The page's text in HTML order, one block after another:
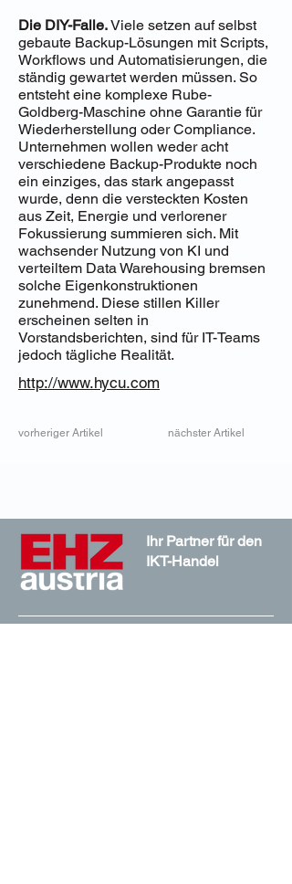
Die DIY-Falle.Viele setzen auf selbst
gebaute Backup-Lösungen mit Scripts,
Workflows und Automatisierungen, die
ständig gewartet werden müssen. So
entsteht eine komplexe Rube-
Goldberg-Maschine ohne Garantie für
Wiederherstellung oder Compliance.
Unternehmen wollen weder acht
verschiedene Backup-Produkte noch
ein einziges, das stark angepasst
wurde, denn die versteckten Kosten
aus Zeit, Energie und verlorener
Fokussierung summieren sich. Mit
wachsender Nutzung von KI und
verteiltem Data Warehousing bremsen
solche Eigenkonstruktionen
zunehmend. Diese stillen Killer
erscheinen selten in
Vorstandsberichten, sind für IT-Teams
jedoch tägliche Realität.
http://www.hycu.com
vorheriger Artikel nächster Artikel
Ihr Partner für den
IKT-Handel